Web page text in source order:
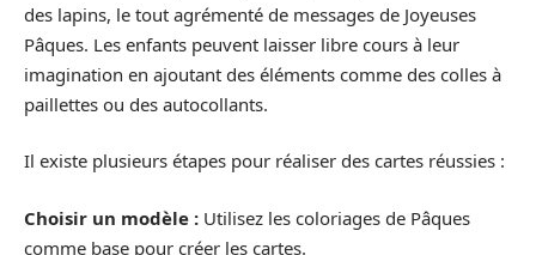
des lapins, le tout agrémenté de messages de Joyeuses
Pâques. Les enfants peuvent laisser libre cours à leur
imagination en ajoutant des éléments comme des colles à
paillettes ou des autocollants.
Il existe plusieurs étapes pour réaliser des cartes réussies :
Choisir un modèle : Utilisez les coloriages de Pâques
comme base pour créer les cartes.